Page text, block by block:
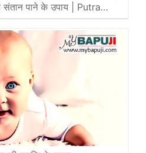
संतान पाने के उपाय | Putra…